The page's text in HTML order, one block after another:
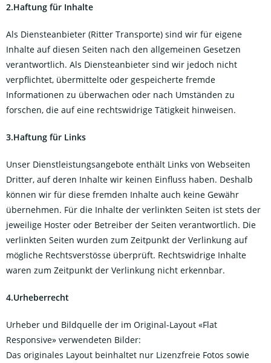
2.Haftung für Inhalte
Als Diensteanbieter (Ritter Transporte) sind wir für eigene
Inhalte auf diesen Seiten nach den allgemeinen Gesetzen
verantwortlich. Als Diensteanbieter sind wir jedoch nicht
verpflichtet, übermittelte oder gespeicherte fremde
Informationen zu überwachen oder nach Umständen zu
forschen, die auf eine rechtswidrige Tätigkeit hinweisen.
3.Haftung für Links
Unser Dienstleistungsangebote enthält Links von Webseiten
Dritter, auf deren Inhalte wir keinen Einfluss haben. Deshalb
können wir für diese fremden Inhalte auch keine Gewähr
übernehmen. Für die Inhalte der verlinkten Seiten ist stets der
jeweilige Hoster oder Betreiber der Seiten verantwortlich. Die
verlinkten Seiten wurden zum Zeitpunkt der Verlinkung auf
mögliche Rechtsverstösse überprüft. Rechtswidrige Inhalte
waren zum Zeitpunkt der Verlinkung nicht erkennbar.
4.Urheberrecht
Urheber und Bildquelle der im Original-Layout «Flat
Responsive» verwendeten Bilder:
Das originales Layout beinhaltet nur Lizenzfreie Fotos sowie